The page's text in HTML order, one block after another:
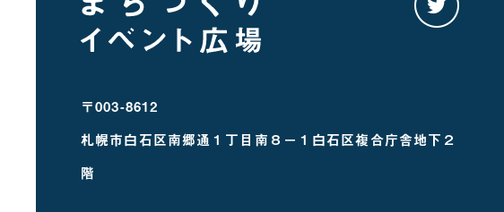
〒003-8612
札幌市白石区南郷通１丁目南８－１ 白石区複合庁舎地下２
階